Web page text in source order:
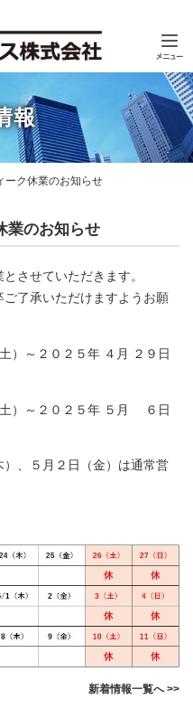
報
ーク休業のお知らせ
業のお知らせ
させていただきます。
了承いただけますようお願
）～２０２５年 ４月 ２９日
）～２０２５年 ５月 ６日
、５月２日（金）は通常営
新着情報一覧へ >>